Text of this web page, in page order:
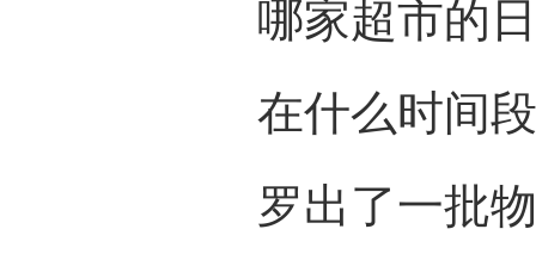
哪家超市的
在什么时间
罗出了一批